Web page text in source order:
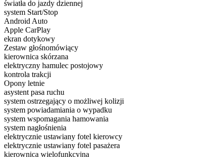
światła do jazdy dziennej
system Start/Stop
Android Auto
Apple CarPlay
ekran dotykowy
Zestaw głośnomówiący
kierownica skórzana
elektryczny hamulec postojowy
kontrola trakcji
Opony letnie
asystent pasa ruchu
system ostrzegający o możliwej kolizji
system powiadamiania o wypadku
system wspomagania hamowania
system nagłośnienia
elektrycznie ustawiany fotel kierowcy
elektrycznie ustawiany fotel pasażera
kierownica wielofunkcyjna